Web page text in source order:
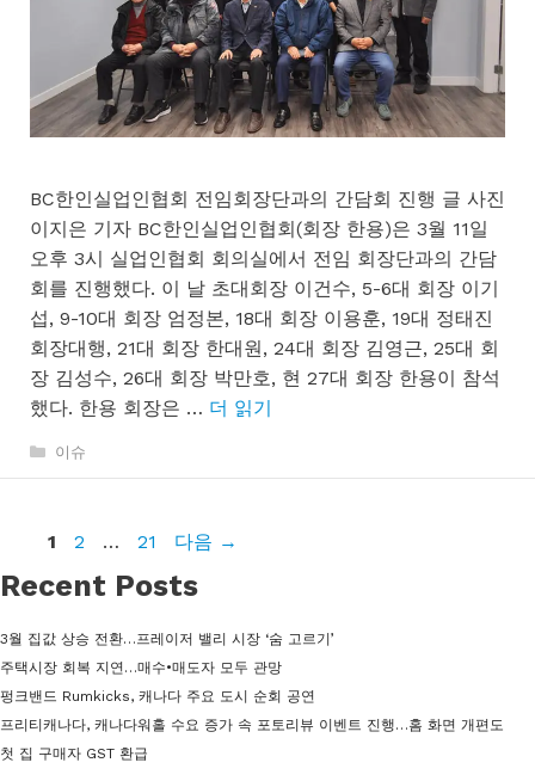
BC한인실업인협회 전임회장단과의 간담회 진행 글 사진
이지은 기자 BC한인실업인협회(회장 한용)은 3월 11일
오후 3시 실업인협회 회의실에서 전임 회장단과의 간담
회를 진행했다. 이 날 초대회장 이건수, 5-6대 회장 이기
섭, 9-10대 회장 엄정본, 18대 회장 이용훈, 19대 정태진
회장대행, 21대 회장 한대원, 24대 회장 김영근, 25대 회
장 김성수, 26대 회장 박만호, 현 27대 회장 한용이 참석
했다. 한용 회장은 … 더 읽기
카
이슈
페
지
1
페
지
2 …
페
지
21 다음 →
Recent Posts
3월 집값 상승 전환…프레이저 밸리 시장 ‘숨 고르기’
주택시장 회복 지연…매수•매도자 모두 관망
펑크밴드 Rumkicks, 캐나다 주요 도시 순회 공연
프리티캐나다, 캐나다워홀 수요 증가 속 포토리뷰 이벤트 진행…홈 화면 개편도
첫 집 구매자 GST 환급